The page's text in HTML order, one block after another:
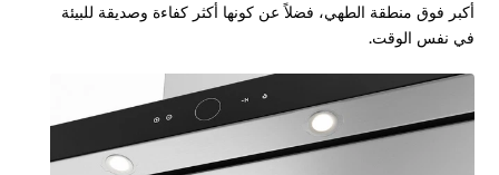
أكبر فوق منطقة الطهي، فضلاً عن كونها أكثر كفاءة وصديقة للبيئة
في نفس الوقت.